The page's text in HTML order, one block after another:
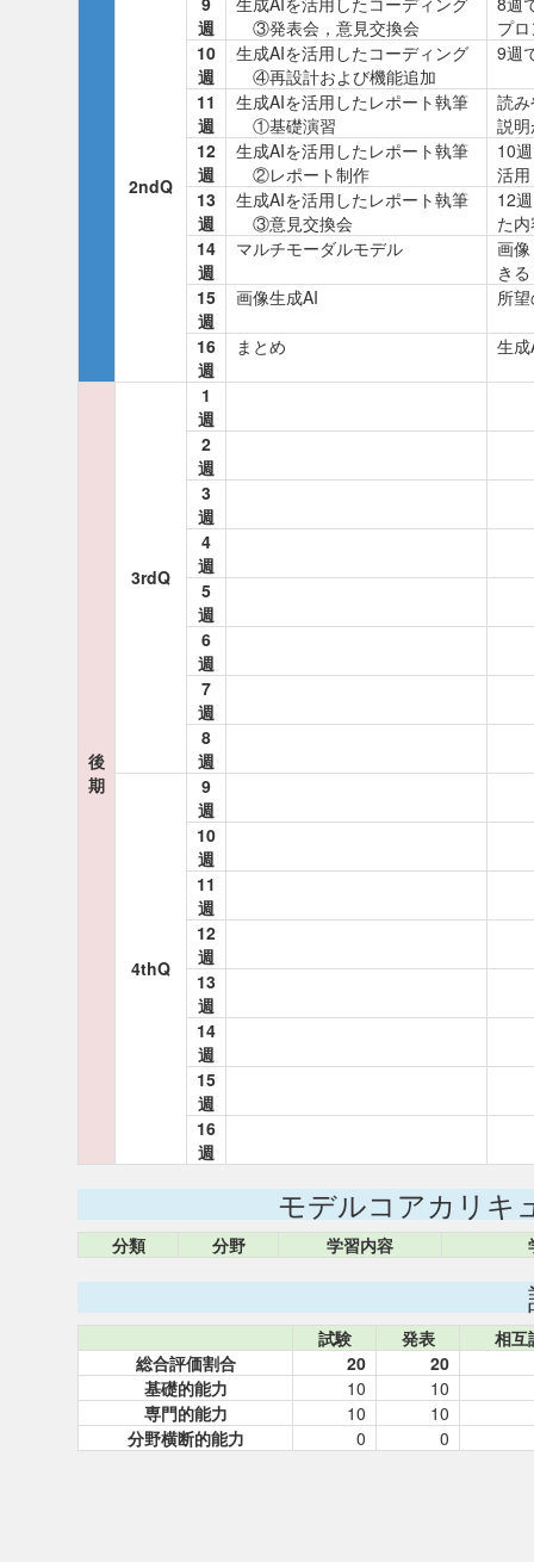
2ndQ
週
③発表会，意見交換会
プ
10
週
生成AIを活用したコーディング
④再設計および機能追加
9週
11
週
生成AIを活用したレポート執筆
①基礎演習
読
説
12
週
生成AIを活用したレポート執筆
②レポート制作
10
活
13
週
生成AIを活用したレポート執筆
③意見交換会
12
た
14
週
マルチモーダルモデル
画
き
15
週
画像生成AI 所
16
週
まとめ 生
後
期
3rdQ
1
週
2
週
3
週
4
週
5
週
6
週
7
週
8
週
4thQ
9
週
10
週
11
週
12
週
13
週
14
週
15
週
16
週
モデルコアカリキ
分類 分野 学習内容
試験 発表
相互
総合評価割合
20
20
基礎的能力
10
10
専門的能力
10
10
分野横断的能力
0 0